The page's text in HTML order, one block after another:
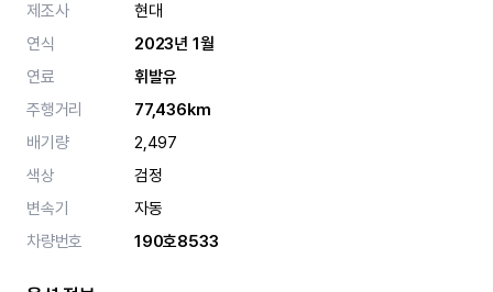
제조사
현대
연식
2023년 1월
연료
휘발유
주행거리
77,436km
배기량
2,497
색상
검정
변속기
자동
차량번호
190호8533